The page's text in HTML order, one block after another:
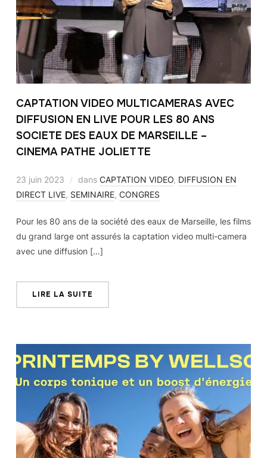
CAPTATION VIDEO MULTICAMERAS AVEC
DIFFUSION EN LIVE POUR LES 80 ANS
SOCIETE DES EAUX DE MARSEILLE –
CINEMA PATHE JOLIETTE
23 juin 2023 dans CAPTATION VIDEO, DIFFUSION EN
DIRECT LIVE, SEMINAIRE, CONGRES
Pour les 80 ans de la société des eaux de Marseille, les films
du grand large ont assurés la captation video multi-camera
avec une diffusion […]
LIRE LA SUITE